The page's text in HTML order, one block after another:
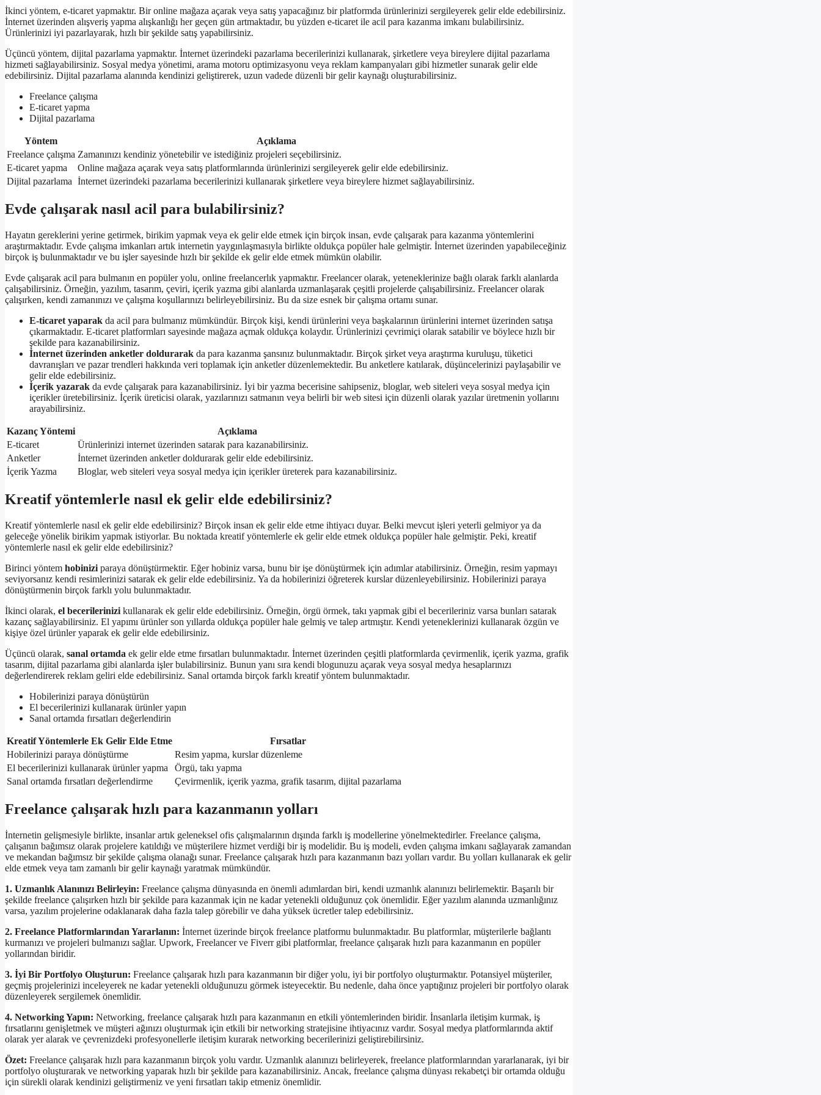
İkinci yöntem, e-ticaret yapmaktır. Bir online mağaza açarak veya satış yapacağınız bir platformda ürünlerinizi sergileyerek gelir elde edebilirsiniz.
İnternet üzerinden alışveriş yapma alışkanlığı her geçen gün artmaktadır, bu yüzden e-ticaret ile acil para kazanma imkanı bulabilirsiniz.
Ürünlerinizi iyi pazarlayarak, hızlı bir şekilde satış yapabilirsiniz.
Üçüncü yöntem, dijital pazarlama yapmaktır. İnternet üzerindeki pazarlama becerilerinizi kullanarak, şirketlere veya bireylere dijital pazarlama
hizmeti sağlayabilirsiniz. Sosyal medya yönetimi, arama motoru optimizasyonu veya reklam kampanyaları gibi hizmetler sunarak gelir elde
edebilirsiniz. Dijital pazarlama alanında kendinizi geliştirerek, uzun vadede düzenli bir gelir kaynağı oluşturabilirsiniz.
Freelance çalışma
E-ticaret yapma
Dijital pazarlama
Yöntem
Açıklama
Freelance çalışma Zamanınızı kendiniz yönetebilir ve istediğiniz projeleri seçebilirsiniz.
E-ticaret yapma
Online mağaza açarak veya satış platformlarında ürünlerinizi sergileyerek gelir elde edebilirsiniz.
Dijital pazarlama İnternet üzerindeki pazarlama becerilerinizi kullanarak şirketlere veya bireylere hizmet sağlayabilirsiniz.
Evde çalışarak nasıl acil para bulabilirsiniz?
Hayatın gereklerini yerine getirmek, birikim yapmak veya ek gelir elde etmek için birçok insan, evde çalışarak para kazanma yöntemlerini
araştırmaktadır. Evde çalışma imkanları artık internetin yaygınlaşmasıyla birlikte oldukça popüler hale gelmiştir. İnternet üzerinden yapabileceğiniz
birçok iş bulunmaktadır ve bu işler sayesinde hızlı bir şekilde ek gelir elde etmek mümkün olabilir.
Evde çalışarak acil para bulmanın en popüler yolu, online freelancerlık yapmaktır. Freelancer olarak, yeteneklerinize bağlı olarak farklı alanlarda
çalışabilirsiniz. Örneğin, yazılım, tasarım, çeviri, içerik yazma gibi alanlarda uzmanlaşarak çeşitli projelerde çalışabilirsiniz. Freelancer olarak
çalışırken, kendi zamanınızı ve çalışma koşullarınızı belirleyebilirsiniz. Bu da size esnek bir çalışma ortamı sunar.
E-ticaret yaparak da acil para bulmanız mümkündür. Birçok kişi, kendi ürünlerini veya başkalarının ürünlerini internet üzerinden satışa
çıkarmaktadır. E-ticaret platformları sayesinde mağaza açmak oldukça kolaydır. Ürünlerinizi çevrimiçi olarak satabilir ve böylece hızlı bir
şekilde para kazanabilirsiniz.
İnternet üzerinden anketler doldurarak da para kazanma şansınız bulunmaktadır. Birçok şirket veya araştırma kuruluşu, tüketici
davranışları ve pazar trendleri hakkında veri toplamak için anketler düzenlemektedir. Bu anketlere katılarak, düşüncelerinizi paylaşabilir ve
gelir elde edebilirsiniz.
İçerik yazarak da evde çalışarak para kazanabilirsiniz. İyi bir yazma becerisine sahipseniz, bloglar, web siteleri veya sosyal medya için
içerikler üretebilirsiniz. İçerik üreticisi olarak, yazılarınızı satmanın veya belirli bir web sitesi için düzenli olarak yazılar üretmenin yollarını
arayabilirsiniz.
Kazanç Yöntemi
Açıklama
E-ticaret
Ürünlerinizi internet üzerinden satarak para kazanabilirsiniz.
Anketler
İnternet üzerinden anketler doldurarak gelir elde edebilirsiniz.
İçerik Yazma
Bloglar, web siteleri veya sosyal medya için içerikler üreterek para kazanabilirsiniz.
Kreatif yöntemlerle nasıl ek gelir elde edebilirsiniz?
Kreatif yöntemlerle nasıl ek gelir elde edebilirsiniz? Birçok insan ek gelir elde etme ihtiyacı duyar. Belki mevcut işleri yeterli gelmiyor ya da
geleceğe yönelik birikim yapmak istiyorlar. Bu noktada kreatif yöntemlerle ek gelir elde etmek oldukça popüler hale gelmiştir. Peki, kreatif
yöntemlerle nasıl ek gelir elde edebilirsiniz?
Birinci yöntem hobinizi paraya dönüştürmektir. Eğer hobiniz varsa, bunu bir işe dönüştürmek için adımlar atabilirsiniz. Örneğin, resim yapmayı
seviyorsanız kendi resimlerinizi satarak ek gelir elde edebilirsiniz. Ya da hobilerinizi öğreterek kurslar düzenleyebilirsiniz. Hobilerinizi paraya
dönüştürmenin birçok farklı yolu bulunmaktadır.
İkinci olarak, el becerilerinizi kullanarak ek gelir elde edebilirsiniz. Örneğin, örgü örmek, takı yapmak gibi el becerileriniz varsa bunları satarak
kazanç sağlayabilirsiniz. El yapımı ürünler son yıllarda oldukça popüler hale gelmiş ve talep artmıştır. Kendi yeteneklerinizi kullanarak özgün ve
kişiye özel ürünler yaparak ek gelir elde edebilirsiniz.
Üçüncü olarak, sanal ortamda ek gelir elde etme fırsatları bulunmaktadır. İnternet üzerinden çeşitli platformlarda çevirmenlik, içerik yazma, grafik
tasarım, dijital pazarlama gibi alanlarda işler bulabilirsiniz. Bunun yanı sıra kendi blogunuzu açarak veya sosyal medya hesaplarınızı
değerlendirerek reklam geliri elde edebilirsiniz. Sanal ortamda birçok farklı kreatif yöntem bulunmaktadır.
Hobilerinizi paraya dönüştürün
El becerilerinizi kullanarak ürünler yapın
Sanal ortamda fırsatları değerlendirin
Kreatif Yöntemlerle Ek Gelir Elde Etme
Fırsatlar
Hobilerinizi paraya dönüştürme
Resim yapma, kurslar düzenleme
El becerilerinizi kullanarak ürünler yapma
Örgü, takı yapma
Sanal ortamda fırsatları değerlendirme
Çevirmenlik, içerik yazma, grafik tasarım, dijital pazarlama
Freelance çalışarak hızlı para kazanmanın yolları
İnternetin gelişmesiyle birlikte, insanlar artık geleneksel ofis çalışmalarının dışında farklı iş modellerine yönelmektedirler. Freelance çalışma,
çalışanın bağımsız olarak projelere katıldığı ve müşterilere hizmet verdiği bir iş modelidir. Bu iş modeli, evden çalışma imkanı sağlayarak zamandan
ve mekandan bağımsız bir şekilde çalışma olanağı sunar. Freelance çalışarak hızlı para kazanmanın bazı yolları vardır. Bu yolları kullanarak ek gelir
elde etmek veya tam zamanlı bir gelir kaynağı yaratmak mümkündür.
1. Uzmanlık Alanınızı Belirleyin: Freelance çalışma dünyasında en önemli adımlardan biri, kendi uzmanlık alanınızı belirlemektir. Başarılı bir
şekilde freelance çalışırken hızlı bir şekilde para kazanmak için ne kadar yetenekli olduğunuz çok önemlidir. Eğer yazılım alanında uzmanlığınız
varsa, yazılım projelerine odaklanarak daha fazla talep görebilir ve daha yüksek ücretler talep edebilirsiniz.
2. Freelance Platformlarından Yararlanın: İnternet üzerinde birçok freelance platformu bulunmaktadır. Bu platformlar, müşterilerle bağlantı
kurmanızı ve projeleri bulmanızı sağlar. Upwork, Freelancer ve Fiverr gibi platformlar, freelance çalışarak hızlı para kazanmanın en popüler
yollarından biridir.
3. İyi Bir Portfolyo Oluşturun: Freelance çalışarak hızlı para kazanmanın bir diğer yolu, iyi bir portfolyo oluşturmaktır. Potansiyel müşteriler,
geçmiş projelerinizi inceleyerek ne kadar yetenekli olduğunuzu görmek isteyecektir. Bu nedenle, daha önce yaptığınız projeleri bir portfolyo olarak
düzenleyerek sergilemek önemlidir.
4. Networking Yapın: Networking, freelance çalışarak hızlı para kazanmanın en etkili yöntemlerinden biridir. İnsanlarla iletişim kurmak, iş
fırsatlarını genişletmek ve müşteri ağınızı oluşturmak için etkili bir networking stratejisine ihtiyacınız vardır. Sosyal medya platformlarında aktif
olarak yer alarak ve çevrenizdeki profesyonellerle iletişim kurarak networking becerilerinizi geliştirebilirsiniz.
Özet: Freelance çalışarak hızlı para kazanmanın birçok yolu vardır. Uzmanlık alanınızı belirleyerek, freelance platformlarından yararlanarak, iyi bir
portfolyo oluşturarak ve networking yaparak hızlı bir şekilde para kazanabilirsiniz. Ancak, freelance çalışma dünyası rekabetçi bir ortamda olduğu
için sürekli olarak kendinizi geliştirmeniz ve yeni fırsatları takip etmeniz önemlidir.